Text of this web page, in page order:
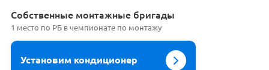
Cобственные монтажные бригады
1 место по РБ в чемпионате по монтажу
Установим кондиционер